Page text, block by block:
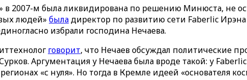
в 2007-м была ликвидирована по решению Минюста, не
людей» быладиректор по развитию сети Faberlic
избрали господина Нечаева.
говорит, что Нечаев обсуждал политические
Аргументация у Нечаева была вроде такой: у
«с нуля». Но тогда в Кремле идеей «основателя